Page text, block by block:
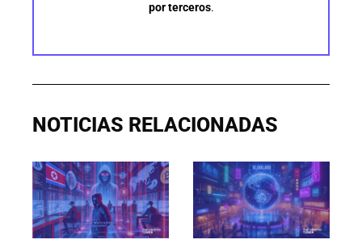
por terceros.
NOTICIAS RELACIONADAS